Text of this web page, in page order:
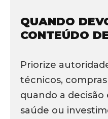
QUANDO
CONTEÚDO
Priorize
técnicos,
quando a decisão
saúde ou